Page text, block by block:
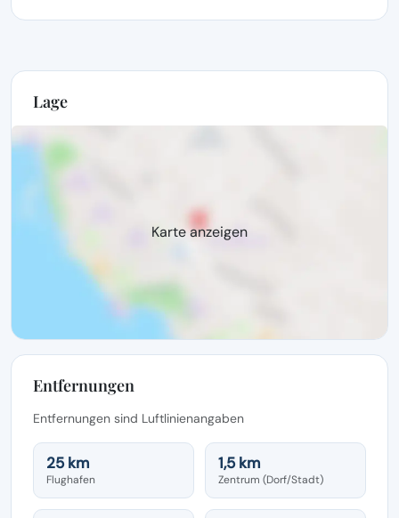
Lage
Karte anzeigen
Entfernungen
Entfernungen sind Luftlinienangaben
25 km
Flughafen
1,5 km
Zentrum (Dorf/Stadt)